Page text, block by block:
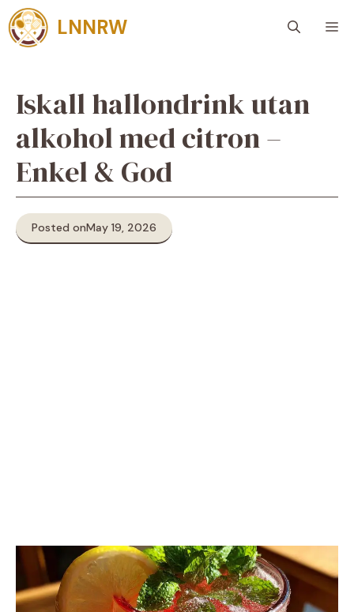
Skip
to
content
LNNRW
Iskall hallondrink utan
alkohol med citron –
Enkel & God
Posted onMay 19, 2026